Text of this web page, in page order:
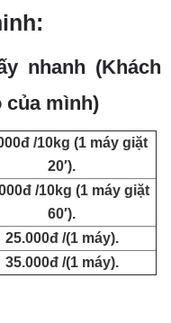
nhanh (Khách
của mình)
/10kg (1 máy giặt
20′).
/10kg (1 máy giặt
60′).
25.000đ /(1 máy).
35.000đ /(1 máy).